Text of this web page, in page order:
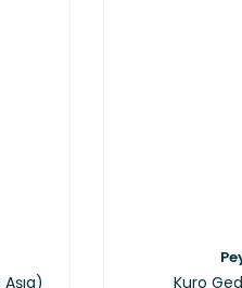
Kuro